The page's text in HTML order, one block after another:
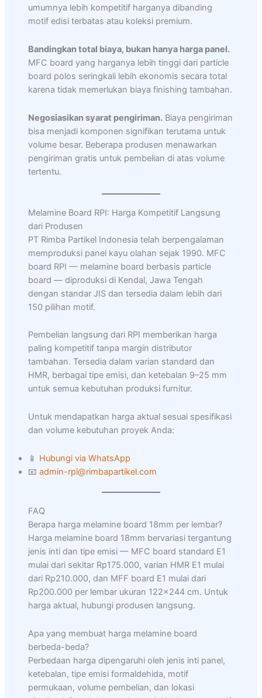
umumnya lebih kompetitif harganya dibanding
motif edisi terbatas atau koleksi premium.
Bandingkan total biaya, bukan hanya harga panel.
MFC board yang harganya lebih tinggi dari particle
board polos seringkali lebih ekonomis secara total
karena tidak memerlukan biaya finishing tambahan.
Negosiasikan syarat pengiriman.Biaya pengiriman
bisa menjadi komponen signifikan terutama untuk
volume besar. Beberapa produsen menawarkan
pengiriman gratis untuk pembelian di atas volume
tertentu.
Melamine Board RPI: Harga Kompetitif Langsung
dari Produsen
PT Rimba Partikel Indonesia telah berpengalaman
memproduksi panel kayu olahan sejak 1990. MFC
board RPI — melamine board berbasis particle
board — diproduksi di Kendal, Jawa Tengah
dengan standar JIS dan tersedia dalam lebih dari
150 pilihan motif.
Pembelian langsung dari RPI memberikan harga
paling kompetitif tanpa margin distributor
tambahan. Tersedia dalam varian standard dan
HMR, berbagai tipe emisi, dan ketebalan 9–25 mm
untuk semua kebutuhan produksi furnitur.
Untuk mendapatkan harga aktual sesuai spesifikasi
dan volume kebutuhan proyek Anda:
📱 Hubungi via WhatsApp
📧 admin-rpi@rimbapartikel.com
FAQ
Berapa harga melamine board 18mm per lembar?
Harga melamine board 18mm bervariasi tergantung
jenis inti dan tipe emisi — MFC board standard E1
mulai dari sekitar Rp175.000, varian HMR E1 mulai
dari Rp210.000, dan MFF board E1 mulai dari
Rp200.000 per lembar ukuran 122×244 cm. Untuk
harga aktual, hubungi produsen langsung.
Apa yang membuat harga melamine board
berbeda-beda?
Perbedaan harga dipengaruhi oleh jenis inti panel,
ketebalan, tipe emisi formaldehida, motif
permukaan, volume pembelian, dan lokasi